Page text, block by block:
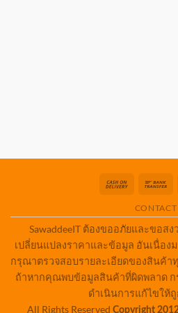
Cash
Delivery
CONTACT
SawaddeeIT ต้องขออภัยและขอส
เปลี่ยนแปลงราคาและข้อมูล อันเนื่อง
กรุณาตรวจสอบรายละเอียดของสินค้
ถ้าหากคุณพบข้อมูลสินค้าที่ผิดพลาด ก
ดำเนินการแก้ไขให้
All Rights Reserved Copyright